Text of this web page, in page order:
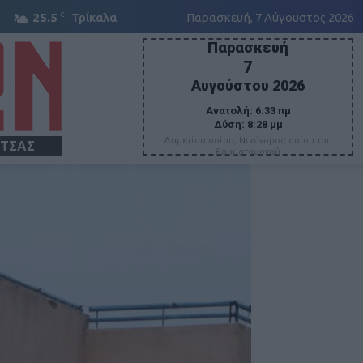
25.5 C Τρίκαλα Παρασκευή, 7 Αύγουστος 2026
Παρασκευή
7
Αυγούστου 2026
Ανατολή: 6:33 πμ
Δύση: 8:28 μμ
Δομετίου οσίου, Νικάνορος οσίου του
θαυματουργού